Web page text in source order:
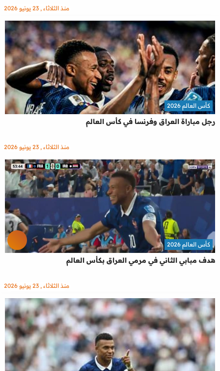
منذ الثلاثاء , 23 يونيو 2026
رجل مباراة العراق وفرنسا في كأس العالم
كأس العالم 2026
منذ الثلاثاء , 23 يونيو 2026
هدف مبابي الثاني في مرمي العراق بكأس العالم
كأس العالم 2026
منذ الثلاثاء , 23 يونيو 2026